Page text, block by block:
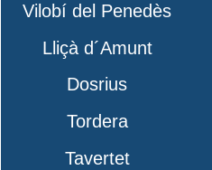
Vilobí del Penedès
Lliçà d´Amunt
Dosrius
Tordera
Tavertet